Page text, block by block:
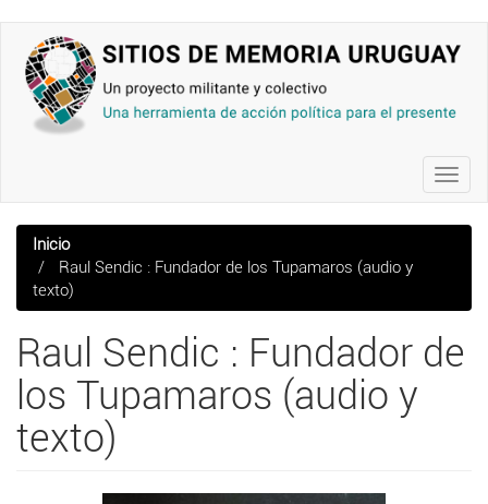
contenido
principal
Inicio
Raul Sendic : Fundador de los Tupamaros (audio y
texto)
Raul Sendic : Fundador de
los Tupamaros (audio y
texto)